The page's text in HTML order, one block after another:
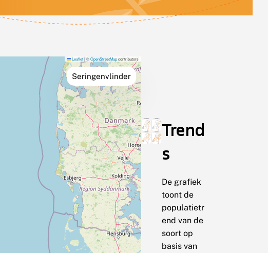
Seringenvlinder
Leaflet|©OpenStreetMapcontributors
Trend
s
De grafiek
toont de
populatietr
end van de
soort op
basis van